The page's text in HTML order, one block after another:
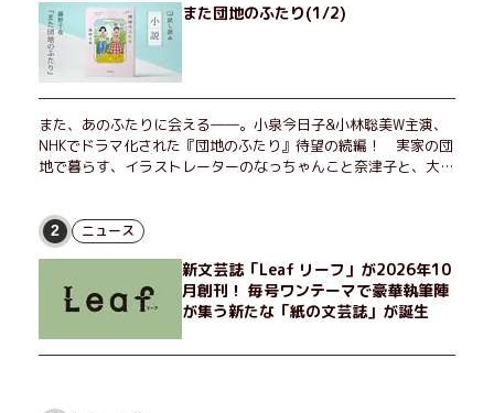
また団地のふたり(1/2)
また、あのふたりに会える――。小泉今日子&小林聡美W主演、
NHKでドラマ化された『団地のふたり』待望の続編！ 実家の団
地で暮らす、イラストレーターのなっちゃんこと奈津子と、大学
げたり、部屋でふたりだけの「台湾映画祭」を催したり。50代
独身、幼なじみの変わらぬ友情とささやかな幸せの日々を描く。
2 ニュース
新文芸誌「Leaf リーフ」が2026年10
月創刊！ 毎号ワンテーマで豪華執筆陣
が集う新たな「紙の文芸誌」が誕生